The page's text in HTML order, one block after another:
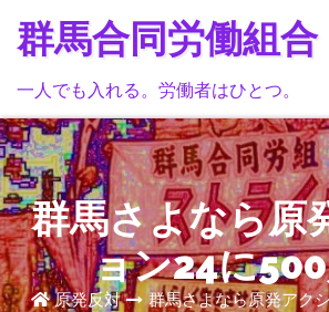
群馬合同労働組合
一人でも入れる。労働者はひとつ。
群馬さよなら原
ョン24に
原発反対 群馬さよなら原発アク